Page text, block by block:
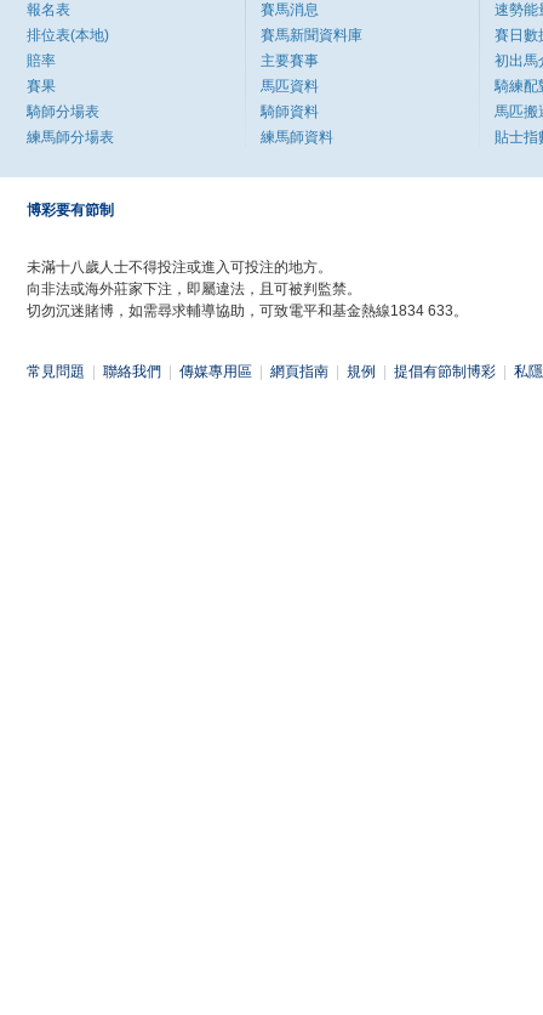
報名表
排位表(本地)
賠率
賽果
騎師分場表
練馬師分場表
賽馬消息
賽馬新聞資料庫
主要賽事
馬匹資料
騎師資料
練馬師資料
速勢能
賽日數
初出馬
騎練配
馬匹搬
貼士指
博彩要有節制
未滿十八歲人士不得投注或進入可投注的地方。
向非法或海外莊家下注，即屬違法，且可被判監禁。
切勿沉迷賭博，如需尋求輔導協助，可致電平和基金熱線1834 633。
常見問題 聯絡我們 傳媒專用區 網頁指南 規例 提倡有節制博彩 私